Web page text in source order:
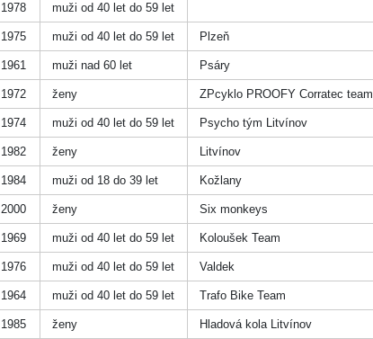
1978 muži od 40 let do 59 let
1975 muži od 40 let do 59 let Plzeň
1961 muži nad 60 let Psáry
1972 ženy ZPcyklo PROOFY Corratec team
1974 muži od 40 let do 59 let Psycho tým Litvínov
1982 ženy Litvínov
1984 muži od 18 do 39 let Kožlany
2000 ženy Six monkeys
1969 muži od 40 let do 59 let Koloušek Team
1976 muži od 40 let do 59 let Valdek
1964 muži od 40 let do 59 let Trafo Bike Team
1985 ženy Hladová kola Litvínov